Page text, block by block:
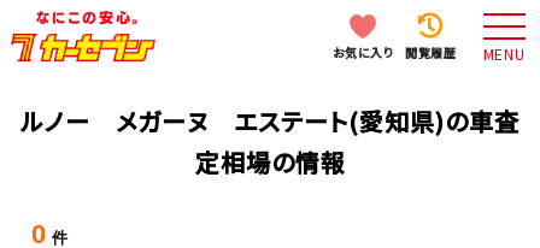
お気に入り 閲覧履歴 MENU
ルノー メガーヌ エステート(愛知県)の車査
定相場の情報
0 件